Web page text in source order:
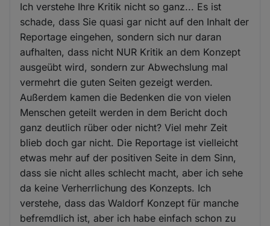
Ich verstehe Ihre Kritik nicht so ganz... Es ist
schade, dass Sie quasi gar nicht auf den Inhalt der
Reportage eingehen, sondern sich nur daran
aufhalten, dass nicht NUR Kritik an dem Konzept
ausgeübt wird, sondern zur Abwechslung mal
vermehrt die guten Seiten gezeigt werden.
Außerdem kamen die Bedenken die von vielen
Menschen geteilt werden in dem Bericht doch
ganz deutlich rüber oder nicht? Viel mehr Zeit
blieb doch gar nicht. Die Reportage ist vielleicht
etwas mehr auf der positiven Seite in dem Sinn,
dass sie nicht alles schlecht macht, aber ich sehe
da keine Verherrlichung des Konzepts. Ich
verstehe, dass das Waldorf Konzept für manche
befremdlich ist, aber ich habe einfach schon zu